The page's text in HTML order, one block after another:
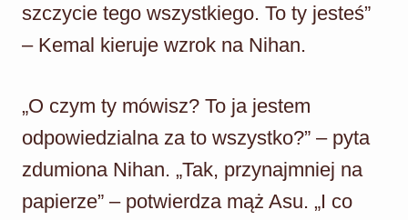
szczycie tego wszystkiego. To ty jesteś”
– Kemal kieruje wzrok na Nihan.
„O czym ty mówisz? To ja jestem
odpowiedzialna za to wszystko?” – pyta
zdumiona Nihan. „Tak, przynajmniej na
papierze” – potwierdza mąż Asu. „I co